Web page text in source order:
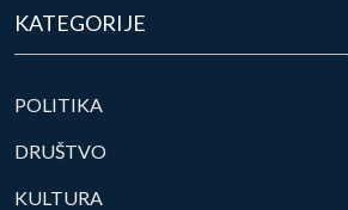
KATEGORIJE
POLITIKA
DRUŠTVO
KULTURA